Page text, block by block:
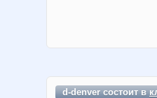
d-denver состоит в